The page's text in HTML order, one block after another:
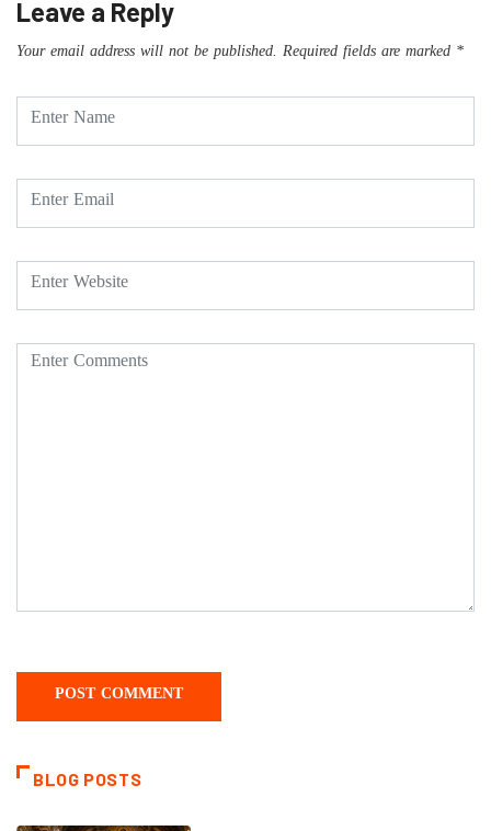
Leave a Reply
Your email address will not be published. Required fields are marked *
BLOG POSTS